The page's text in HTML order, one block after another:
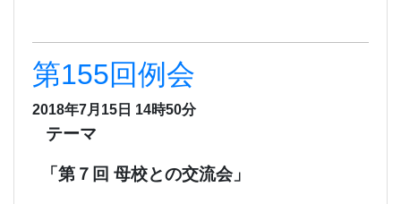
第155回例会
2018年7月15日 14時50分
テーマ
「第７回 母校との交流会」